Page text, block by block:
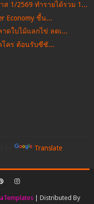
ส 1/2569 ทำรายได้รวม 1...
Economy ชี้น...
ดใบไม้แลกไข่ ลดเ...
คร ต้อนรับซีซั...
Translate
| Distributed By